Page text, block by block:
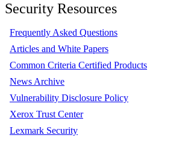
Security Resources
Frequently Asked Questions
Articles and White Papers
Common Criteria Certified Products
News Archive
Vulnerability Disclosure Policy
Xerox Trust Center
Lexmark Security